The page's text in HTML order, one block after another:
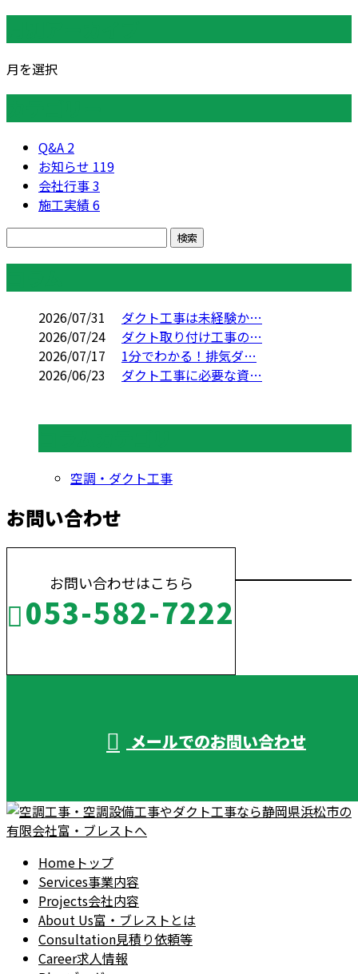
月を選択
Q&A 2
お知らせ 119
会社行事3
施工実績6
2026/07/31
ダクト工事は未経験か…
2026/07/24
ダクト取り付け工事の…
2026/07/17
1分でわかる！排気ダ…
2026/06/23
ダクト工事に必要な資…
空調・ダクト工事
お問い合わせ
お問い合わせはこちら
053-582-7222
メールでのお問い合わせ
Home トップ
Services事業内容
Projects会社内容
About Us富・ブレストとは
Consultation見積り依頼等
Career求人情報